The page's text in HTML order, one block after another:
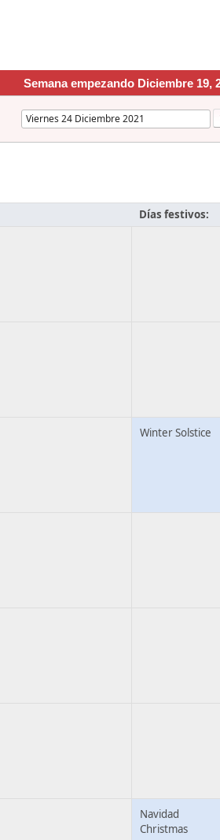
Semana empezando Diciembre 19,
Días festivos:
Winter Solstice
Navidad
Christmas